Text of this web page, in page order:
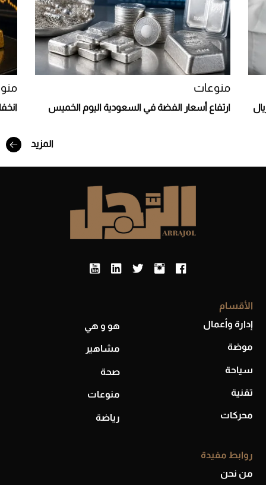
Aston Martin Valiant: على هوى الأبطال
أفضل تدريج للشعر الطويل لإطلالة جريئة وعصرية
أحذية Mary Jane: ترف وأناقة للرجال
منوعات
ارتفاع أسعار الفضة في السعودية اليوم الخميس
المزيد
الأقسام
إدارة وأعمال
موضة
سياحة
تقنية
محركات
هو و هي
مشاهير
صحة
منوعات
رياضة
روابط مفيدة
من نحن